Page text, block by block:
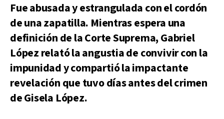
Fue abusada y estrangulada con el cordón
de una zapatilla. Mientras espera una
definición de la Corte Suprema, Gabriel
López relató la angustia de convivir con la
impunidad y compartió la impactante
revelación que tuvo días antes del crimen
de Gisela López.